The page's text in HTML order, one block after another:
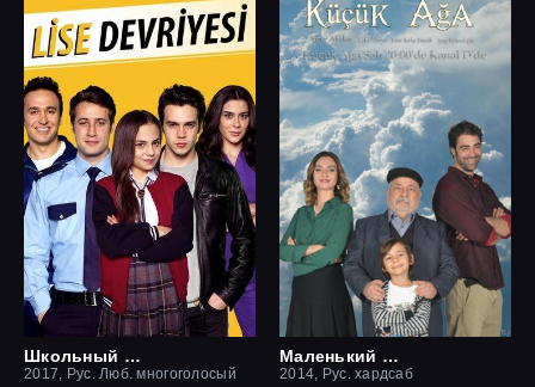
Школьный патруль
2017, Рус. Люб. многоголосый
Маленький начальник
2014, Рус. хардсаб